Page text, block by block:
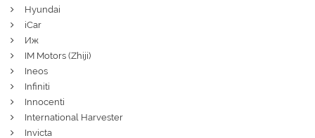
Hyundai
iCar
Иж
IM Motors (Zhiji)
Ineos
Infiniti
Innocenti
International Harvester
Invicta